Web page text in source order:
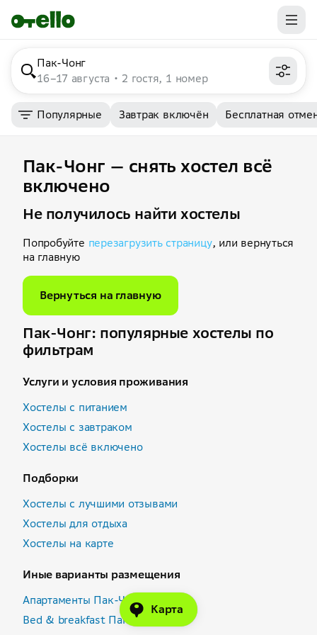
Пак-Чонг
16–17 августа
2 гостя, 1 номер
Популярные Завтрак включён Бесплатная
Пак-Чонг — снять хостел всё
включено
Не получилось найти хостелы
Попробуйте перезагрузить страницу, или вернуться
на главную
Вернуться на главную
Пак-Чонг: популярные хостелы по
фильтрам
Услуги и условия проживания
Хостелы с питанием
Хостелы с завтраком
Хостелы всё включено
Подборки
Хостелы с лучшими отзывами
Хостелы для отдыха
Хостелы на карте
Иные варианты размещения
Апартаменты Пак-Чонг
Bed & breakfast Пак-Чонг
Карта